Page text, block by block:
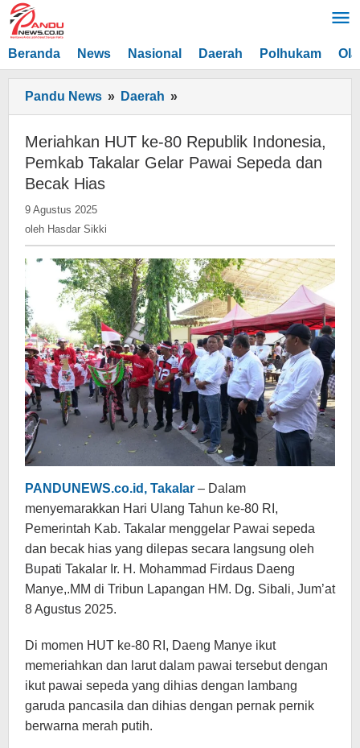
Lewati
ke
konten
Beranda News Nasional Daerah Polhukam
Pandu News » Daerah »
HUT
ke-
Republik
Gelar
Pawai
Sepeda
dan
Becak
Hias
Meriahkan HUT ke-80 Republik Indonesia,
Pemkab Takalar Gelar Pawai Sepeda dan
Becak Hias
9 Agustus 2025
Hasdar
oleh Hasdar Sikki
PANDUNEWS.co.id, Takalar – Dalam
menyemarakkan Hari Ulang Tahun ke-80 RI,
Pemerintah Kab. Takalar menggelar Pawai sepeda
dan becak hias yang dilepas secara langsung oleh
Bupati Takalar Ir. H. Mohammad Firdaus Daeng
Manye,.MM di Tribun Lapangan HM. Dg. Sibali, Jum’at
8 Agustus 2025.
Di momen HUT ke-80 RI, Daeng Manye ikut
memeriahkan dan larut dalam pawai tersebut dengan
ikut pawai sepeda yang dihias dengan lambang
garuda pancasila dan dihias dengan pernak pernik
berwarna merah putih.